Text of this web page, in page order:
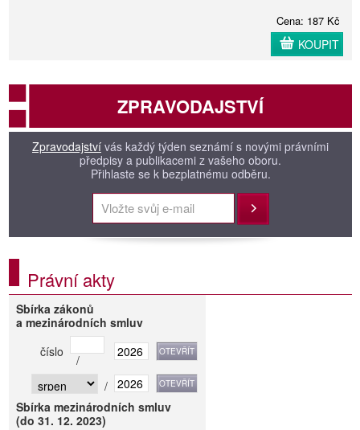
Cena: 187 Kč
KOUPIT
ZPRAVODAJSTVÍ
Zpravodajství vás každý týden seznámí s novými právními
předpisy a publikacemi z vašeho oboru.
Přihlaste se k bezplatnému odběru.
Přihlásit
Právní akty
Sbírka zákonů
a mezinárodních smluv
číslo
/
/
Sbírka mezinárodních smluv
(do 31. 12. 2023)